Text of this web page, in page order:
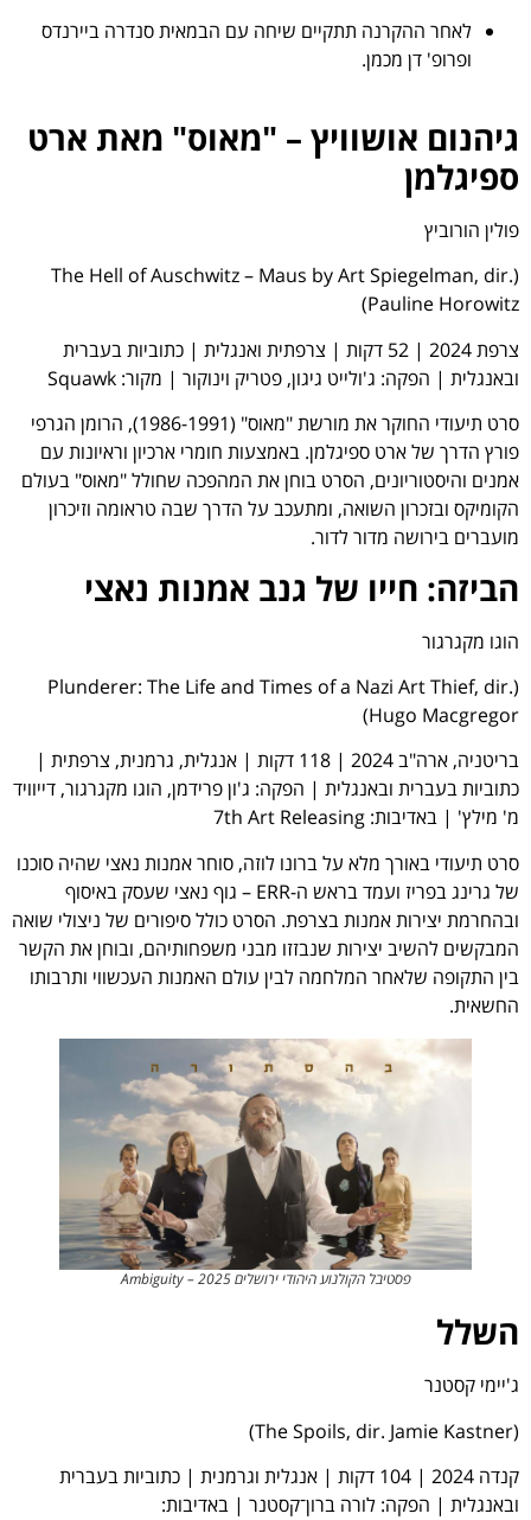
לאחר ההקרנה תתקיים שיחה עם הבמאית סנדרה ביירנדס
ופרופ' דן מכמן.
גיהנום אושוויץ – "מאוס" מאת ארט
ספיגלמן
פולין הורוביץ
(The Hell of Auschwitz – Maus by Art Spiegelman, dir.
Pauline Horowitz)
צרפת 2024 | 52 דקות | צרפתית ואנגלית | כתוביות בעברית
ובאנגלית | הפקה: ג'ולייט גיגון, פטריק וינוקור | מקור: Squawk
סרט תיעודי החוקר את מורשת "מאוס" ‏(1986-1991), הרומן הגרפי
פורץ הדרך של ארט ספיגלמן. באמצעות חומרי ארכיון וראיונות עם
אמנים והיסטוריונים, הסרט בוחן את המהפכה שחולל "מאוס" בעולם
הקומיקס ובזכרון השואה, ומתעכב על הדרך שבה טראומה וזיכרון
מועברים בירושה מדור לדור.
הביזה: חייו של גנב אמנות נאצי
הוגו מקגרגור
(Plunderer: The Life and Times of a Nazi Art Thief, dir.
Hugo Macgregor)
בריטניה, ארה"ב 2024 | 118 דקות | אנגלית, גרמנית, צרפתית |
כתוביות בעברית ובאנגלית | הפקה: ג'ון פרידמן, הוגו מקגרגור, דייוויד
מ' מילץ' | באדיבות: 7th Art Releasing
סרט תיעודי באורך מלא על ברונו לוזה, סוחר אמנות נאצי שהיה סוכנו
של גרינג בפריז ועמד בראש ה-ERR – גוף נאצי שעסק באיסוף
ובהחרמת יצירות אמנות בצרפת. הסרט כולל סיפורים של ניצולי שואה
המבקשים להשיב יצירות שנבזזו מבני משפחותיהם, ובוחן את הקשר
בין התקופה שלאחר המלחמה לבין עולם האמנות העכשווי ותרבותו
החשאית.
פסטיבל הקולנוע היהודי ירושלים 2025 – Ambiguity
השלל
ג'יימי קסטנר
(The Spoils, dir. Jamie Kastner)
קנדה 2024 | 104 דקות | אנגלית וגרמנית | כתוביות בעברית
ובאנגלית | הפקה: לורה ברון־קסטנר | באדיבות: